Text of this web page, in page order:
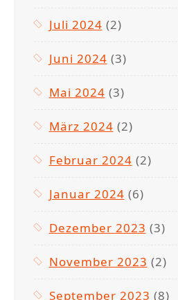
Juli 2024 (2)
Juni 2024 (3)
Mai 2024 (3)
März 2024 (2)
Februar 2024 (2)
Januar 2024 (6)
Dezember 2023 (3)
November 2023 (2)
September 2023 (8)